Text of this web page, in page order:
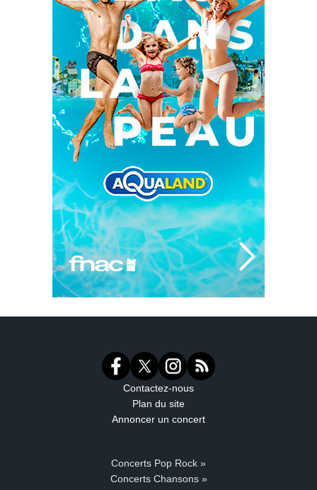
Contactez-nous
Plan du site
Annoncer un concert
Concerts Pop Rock »
Concerts Chansons »